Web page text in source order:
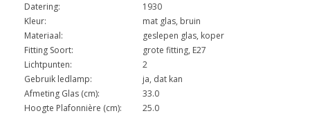
Datering:
1930
Kleur:
mat glas, bruin
Materiaal:
geslepen glas, koper
Fitting Soort:
grote fitting, E27
Lichtpunten:
2
Gebruik ledlamp:
ja, dat kan
Afmeting Glas (cm):
33.0
Hoogte Plafonnière (cm):
25.0